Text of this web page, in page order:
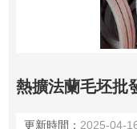
熱擴法蘭毛坯批
更新時間： 2025-04-